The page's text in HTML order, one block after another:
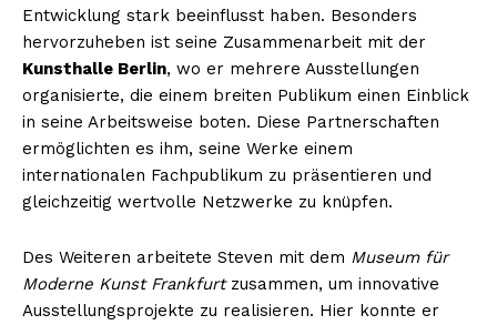
Entwicklung stark beeinflusst haben. Besonders
hervorzuheben ist seine Zusammenarbeit mit der
Kunsthalle Berlin, wo er mehrere Ausstellungen
organisierte, die einem breiten Publikum einen Einblick
in seine Arbeitsweise boten. Diese Partnerschaften
ermöglichten es ihm, seine Werke einem
internationalen Fachpublikum zu präsentieren und
gleichzeitig wertvolle Netzwerke zu knüpfen.
Des Weiteren arbeitete Steven mit dem Museum für
Moderne Kunst Frankfurtzusammen, um innovative
Ausstellungsprojekte zu realisieren. Hier konnte er